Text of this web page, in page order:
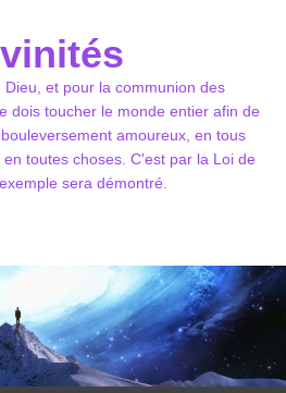
et pour la communion des
dois toucher le monde entier afin de
amoureux, en tous
toutes choses. C'est par la Loi de
sera démontré.